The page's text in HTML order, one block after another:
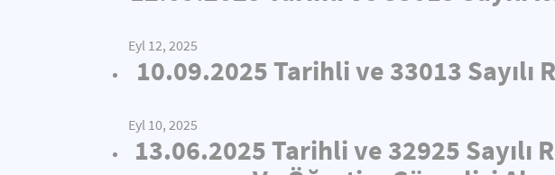
Eyl 12, 2025
10.09.2025 Tarihli ve 33013 Sayılı
Eyl 10, 2025
13.06.2025 Tarihli ve 32925 Sayılı